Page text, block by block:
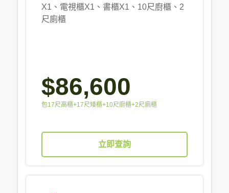
X1、電視櫃X1、書櫃X1、10尺廚櫃、2
尺廁櫃
$86,600
包17尺高櫃+17尺矮櫃+10尺廚櫃+2尺廁櫃
立即查詢